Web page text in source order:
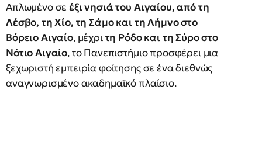
Απλωμένο σε έξι νησιά του Αιγαίου, από τη
Λέσβο, τη Χίο, τη Σάμο και τη Λήμνο στο
Βόρειο Αιγαίο, μέχριτη Ρόδο και τη Σύρο στο
Νότιο Αιγαίο, το Πανεπιστήμιο προσφέρει μια
ξεχωριστή εμπειρία φοίτησης σε ένα διεθνώς
αναγνωρισμένο ακαδημαϊκό πλαίσιο.